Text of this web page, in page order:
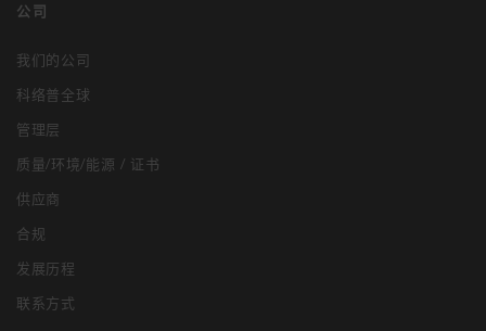
公司
我们的公司
科络普全球
管理层
质量/环境/能源 / 证书
供应商
合规
发展历程
联系方式